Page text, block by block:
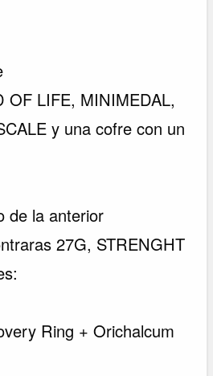
OF LIFE, MINIMEDAL,
y una cofre con un
de la anterior
27G, STRENGHT
Ring + Orichalcum